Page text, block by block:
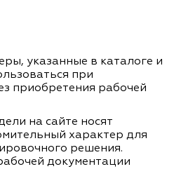
указанные в каталоге и
при
приобретения рабочей
на сайте носят
характер для
решения.
документации